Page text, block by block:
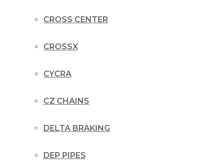
CROSS CENTER
CROSSX
CYCRA
CZ CHAINS
DELTA BRAKING
DEP PIPES